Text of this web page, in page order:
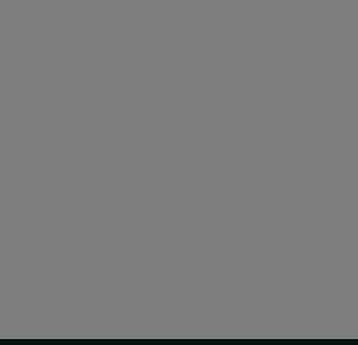
• UNA NUTRIZIONE QUOTIDIANA
attivo naturale, nutre in profondità le
microproteine del Grano aiutano i capelli a
• TEXTURE SENSORIALE E FONDENTE